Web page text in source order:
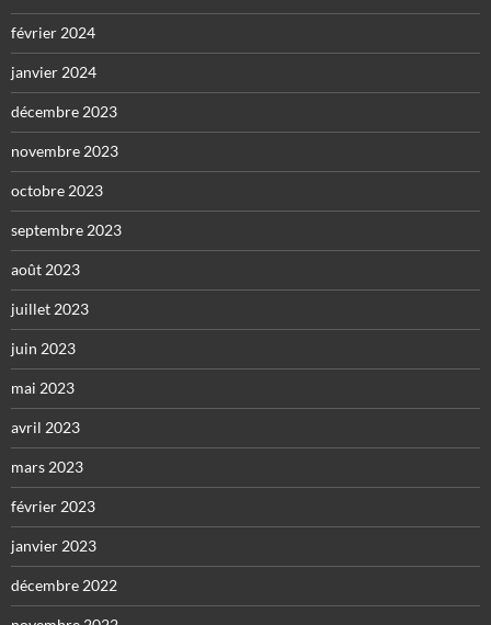
février 2024
janvier 2024
décembre 2023
novembre 2023
octobre 2023
septembre 2023
août 2023
juillet 2023
juin 2023
mai 2023
avril 2023
mars 2023
février 2023
janvier 2023
décembre 2022